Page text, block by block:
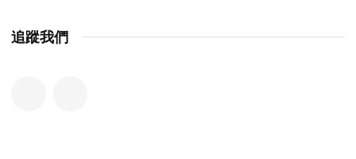
追蹤我們